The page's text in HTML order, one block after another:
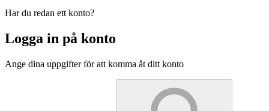
Har du redan ett konto?
Logga in på konto
Ange dina uppgifter för att komma åt ditt konto